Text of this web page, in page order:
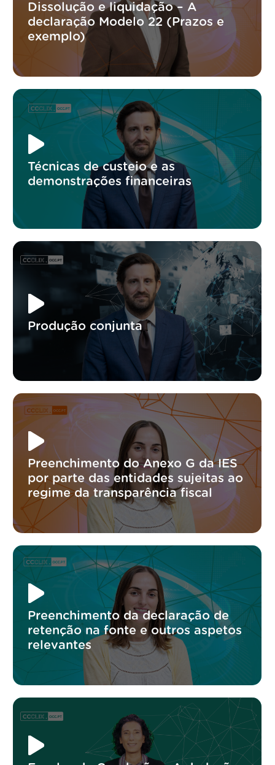
Dissolução e liquidação – A
declaração Modelo 22 (Prazos e
exemplo)
Técnicas de custeio e as
demonstrações financeiras
Produção conjunta
Preenchimento do Anexo G da IES
por parte das entidades sujeitas ao
regime da transparência fiscal
Preenchimento da declaração de
retenção na fonte e outros aspetos
relevantes